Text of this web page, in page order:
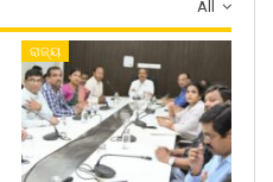
All
ରାଜ୍ୟ